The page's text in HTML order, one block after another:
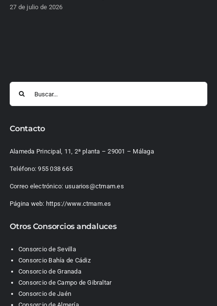
27 de julio de 2026
Contacto
Alameda Principal, 11, 2ª planta – 29001 – Málaga
Teléfono:955 038 665
Correo electrónico: usuarios@ctmam.es
Página web: https://www.ctmam.es
Otros Consorcios andaluces
Consorcio de Sevilla
Consorcio Bahía de Cádiz
Consorcio de Granada
Consorcio de Campo de Gibraltar
Consorcio de Jaén